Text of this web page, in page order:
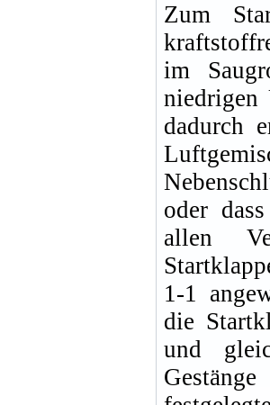
Zum
im
niedrigen
dadurch
oder
allen
1-1
die
und